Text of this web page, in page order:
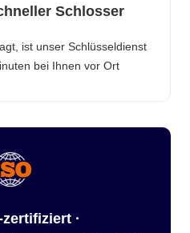
Schlosser
ist unser Schlüsseldienst
bei Ihnen vor Ort
zertifiziert ·